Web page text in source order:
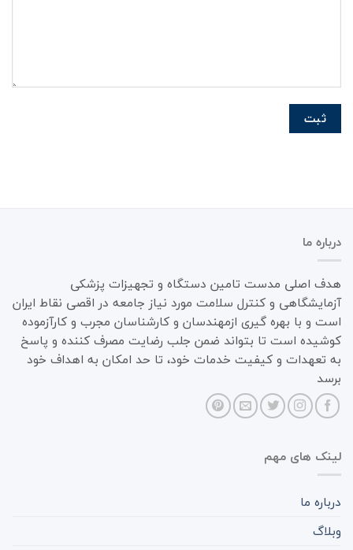
درباره ما
هدف اصلی مدست تامین دستگاه و تجهیزات پزشکی
آزمایشگاهی و کنترل سلامت مورد نیاز جامعه در اقصی نقاط ایران
است و با بهره گیری ازمهندسان و کارشناسان مجرب و کارآزموده
کوشیده است تا بتواند ضمن جلب رضایت مصرف کننده و پاسخ
به تعهدات و کیفیت خدمات خود، تا حد امکان به اهداف خود
برسد
لینک های مهم
درباره ما
وبلاگ